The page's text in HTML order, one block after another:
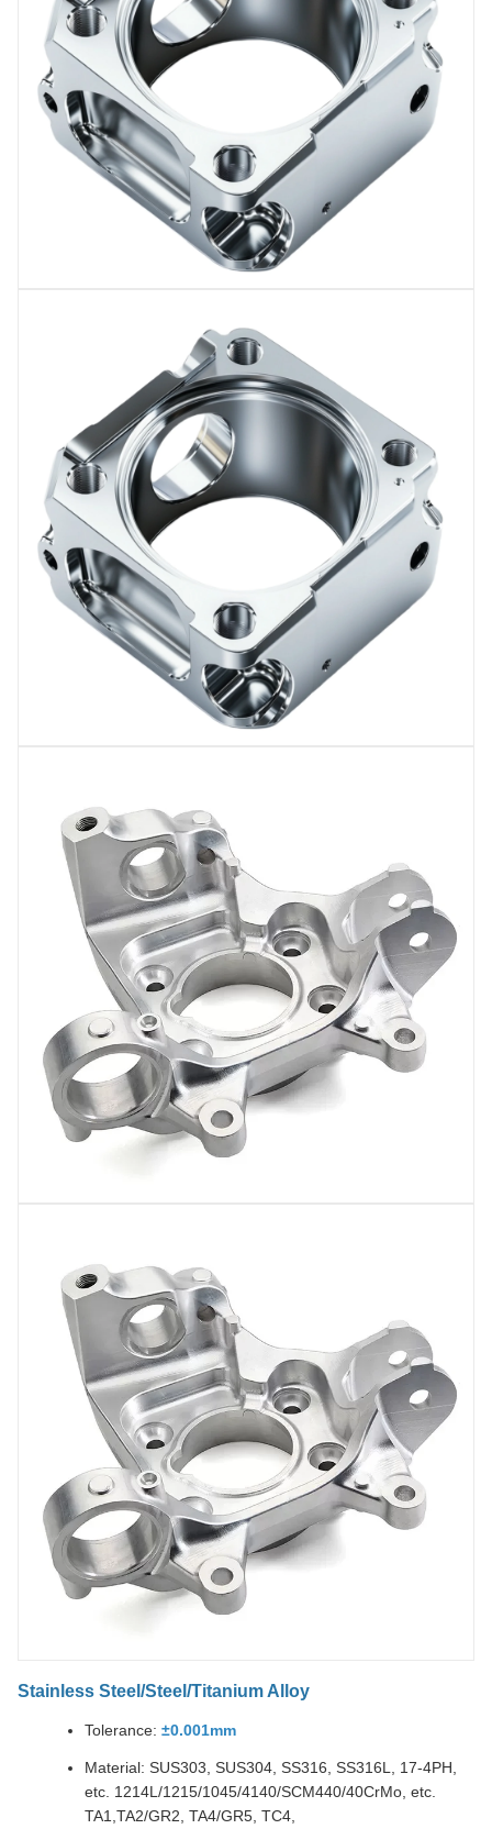
Stainless Steel/Steel/Titanium Alloy
Tolerance: ±0.001mm
Material: SUS303, SUS304, SS316, SS316L, 17-4PH,
etc. 1214L/1215/1045/4140/SCM440/40CrMo, etc.
TA1,TA2/GR2, TA4/GR5, TC4,